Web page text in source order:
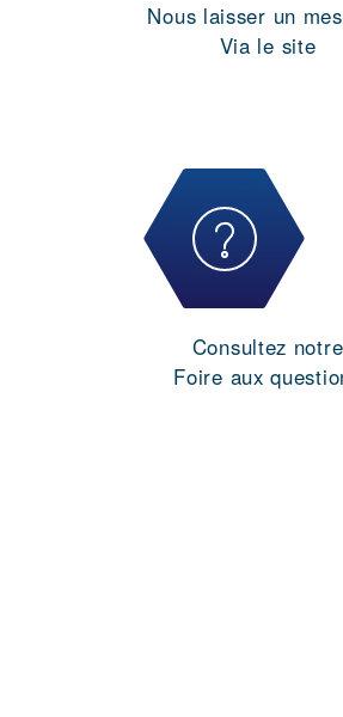
Nous laisser un
Via le site
Consultez notre
Foire aux